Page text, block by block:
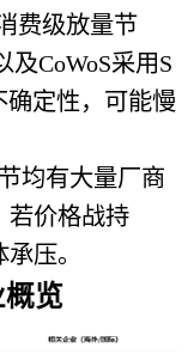
费级放量节
CoWoS采用S
定性，可能慢
均有大量厂商
若价格战持
压。
概览